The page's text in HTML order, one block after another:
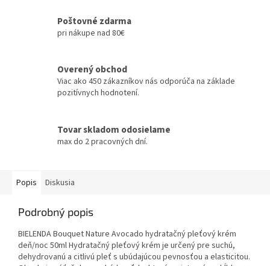
Poštovné zdarma
pri nákupe nad 80€
Overený obchod
Viac ako 450 zákazníkov nás odporúča na základe
pozitívnych hodnotení.
Tovar skladom odosielame
max do 2 pracovných dní.
Popis Diskusia
Podrobný popis
BIELENDA Bouquet Nature Avocado hydratačný pleťový krém
deň/noc 50ml Hydratačný pleťový krém je určený pre suchú,
dehydrovanú a citlivú pleť s ubúdajúcou pevnosťou a elasticitou.